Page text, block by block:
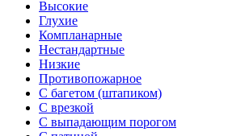
Высокие
Глухие
Компланарные
Нестандартные
Низкие
Противопожарное
С багетом (штапиком)
С врезкой
С выпадающим порогом